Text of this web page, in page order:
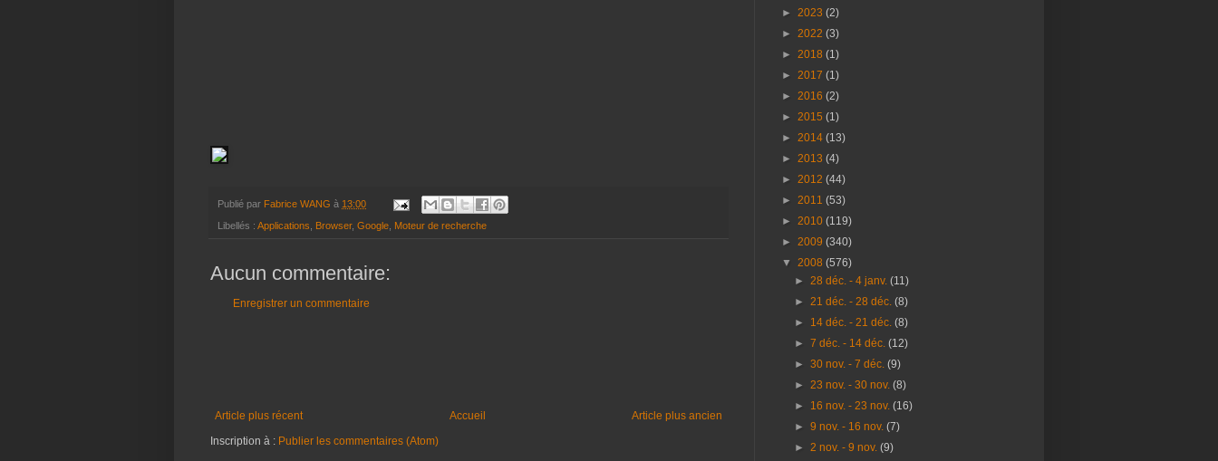
Publié par Fabrice WANG à 13:00
Libellés : Applications, Browser, Google, Moteur de recherche
Aucun commentaire:
Enregistrer un commentaire
Article plus récent Article plus ancien
Accueil
Inscription à : Publier les commentaires (Atom)
► 2023 (2)
► 2022 (3)
► 2018 (1)
► 2017 (1)
► 2016 (2)
► 2015 (1)
► 2014 (13)
► 2013 (4)
► 2012 (44)
► 2011 (53)
► 2010 (119)
► 2009 (340)
▼ 2008 (576)
►28 déc. - 4 janv.(11)
►21 déc. - 28 déc.(8)
► 14 déc. - 21 déc.(8)
►7 déc. - 14 déc.(12)
►30 nov. - 7 déc.(9)
►23 nov. - 30 nov.(8)
► 16 nov. - 23 nov.(16)
►9 nov. - 16 nov.(7)
►2 nov. - 9 nov.(9)